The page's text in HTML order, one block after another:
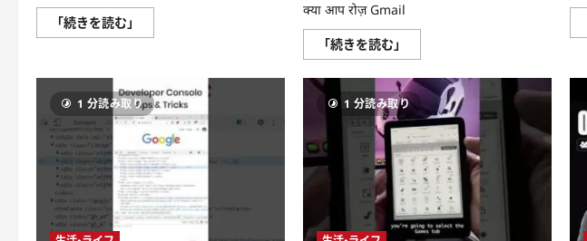
「続きを読む」
Google
–
So
Why
Is
No
One
Buying
It?
に
つ
い
て
क्या आप रोज़ Gmail
「続きを読む」
Any
into
an
App!
Chrome
Hidden
Feature
You
Must
Try
(2026)
に
つ
1 分読み取り 1 分読み取り